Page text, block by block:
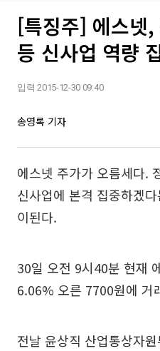
[특징주] 에스넷
등 신사업 역량
입력 2015-12-30 09:40
송영록 기자
에스넷 주가가 오름세다.
신사업에 본격 집중하겠
이된다.
30일 오전 9시40분 현재
6.06% 오른 7700원에 거
전날 윤상직 산업통상자